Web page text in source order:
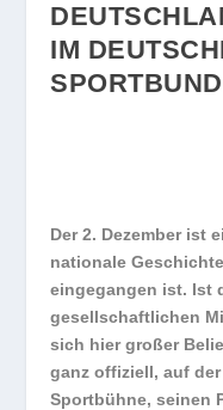
IM
Der 2. Dezember ist
nationale
eingegangen ist. Ist
gesellschaftlichen
sich hier großer
ganz offiziell, auf
Sportbühne, seinen